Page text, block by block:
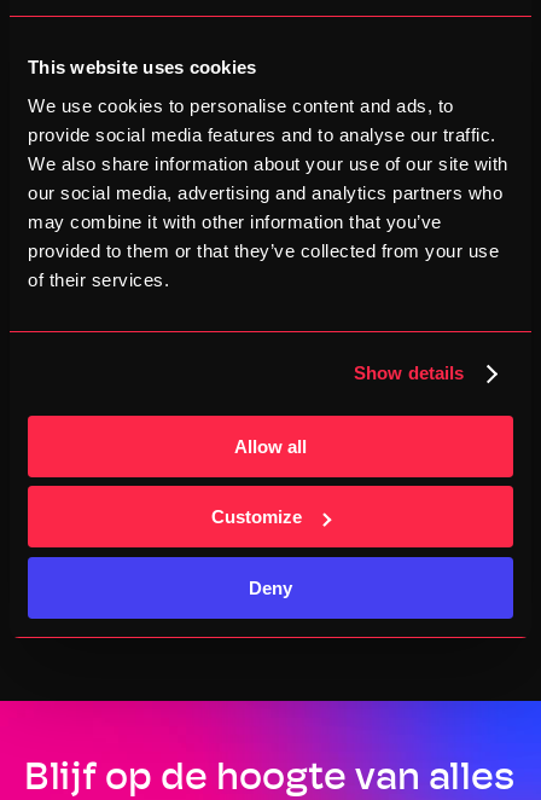
This website uses cookies
We use cookies to personalise content and ads, to
provide social media features and to analyse our traffic.
We also share information about your use of our site with
our social media, advertising and analytics partners who
may combine it with other information that you’ve
provided to them or that they’ve collected from your use
of their services.
Show details
Allow all
Customize
Deny
Doel
Trenara zegt dat ik mijn doel niet kan
bereiken
Kan ik het aantal trainingsessies
aanpassen?
Kan ik mijn voorkeursdagen voor
Kan ik mijn doel aanpassen?
Welk doel kan ik instellen?
Blijf op de hoogte van alles